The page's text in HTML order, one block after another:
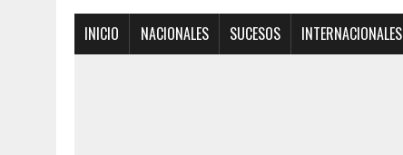
INICIO NACIONALES SUCESOS INTERNACIONALES